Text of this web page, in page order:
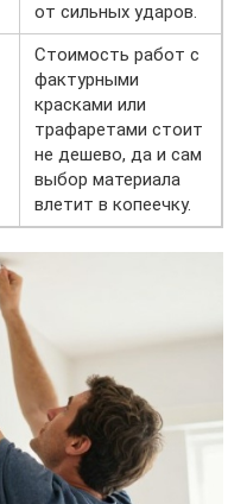
от сильных ударов.
Стоимость работ с
фактурными
красками или
трафаретами стоит
не дешево, да и сам
выбор материала
влетит в копеечку.